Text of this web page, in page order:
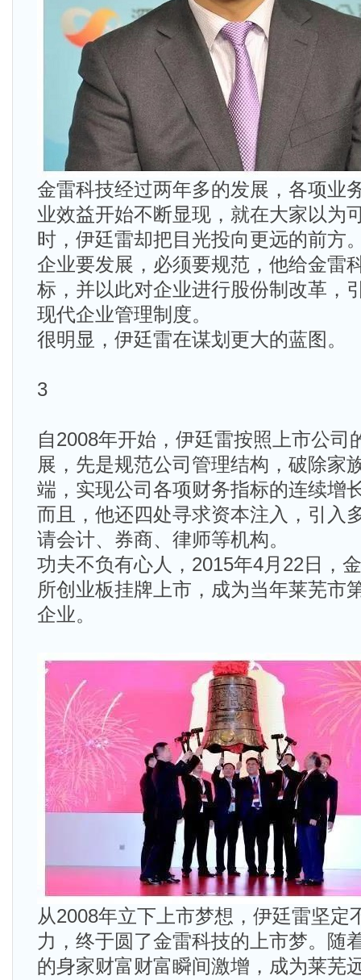
金雷科技经过两年多的发展，各项业
业效益开始不断显现，就在大家以为
时，伊廷雷却把目光投向更远的前方
企业要发展，必须要规范，他给金雷
标，并以此对企业进行股份制改革，
现代企业管理制度。
很明显，伊廷雷在谋划更大的蓝图。
3
自2008年开始，伊廷雷按照上市公司
展，先是规范公司管理结构，破除家
端，实现公司各项财务指标的连续增
而且，他还四处寻求资本注入，引入
请会计、券商、律师等机构。
功夫不负有心人，2015年4月22日，
所创业板挂牌上市，成为当年莱芜市
企业。
从2008年立下上市梦想，伊廷雷坚定
力，终于圆了金雷科技的上市梦。随
的身家财富财富瞬间激增，成为莱芜